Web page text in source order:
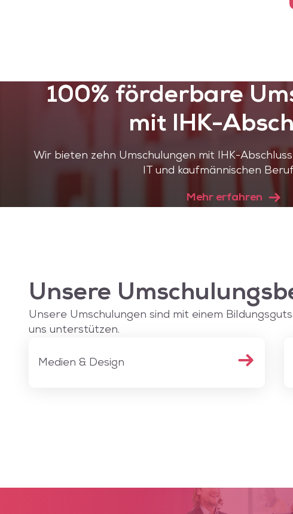
100% förderbare
mit IHK-
Wir bieten zehn Umschulungen mit IHK-
IT und kaufmännischen
Mehr erfahren
Unsere
Unsere Umschulungen sind mit einem
uns unterstützen.
Medien & Design